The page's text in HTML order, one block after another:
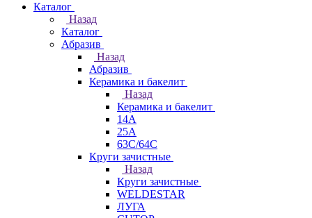
Каталог
Назад
Каталог
Абразив
Назад
Абразив
Керамика и бакелит
Назад
Керамика и бакелит
14А
25А
63С/64С
Круги зачистные
Назад
Круги зачистные
WELDESTAR
ЛУГА